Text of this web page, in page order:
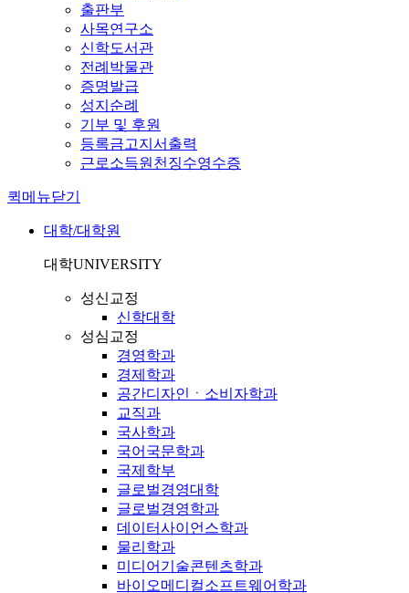
출판부
사목연구소
신학도서관
전례박물관
증명발급
성지순례
기부 및 후원
등록금고지서출력
근로소득원천징수영수증
퀵메뉴닫기
대학/대학원
대학UNIVERSITY
성신교정
신학대학
성심교정
경영학과
경제학과
공간디자인ㆍ소비자학과
교직과
국사학과
국어국문학과
국제학부
글로벌경영대학
글로벌경영학과
데이터사이언스학과
물리학과
미디어기술콘텐츠학과
바이오메디컬소프트웨어학과